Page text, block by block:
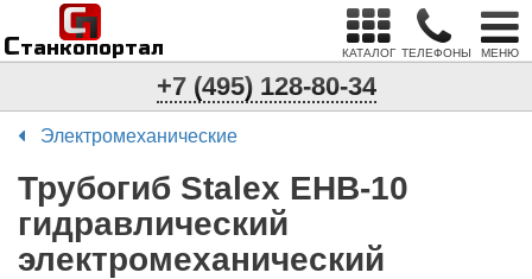
Станкопортал
п
С
КАТАЛОГ ТЕЛЕФОНЫ МЕНЮ
+7 (495) 128-80-34
Электромеханические
Трубогиб Stalex ЕHB-10
гидравлический
электромеханический